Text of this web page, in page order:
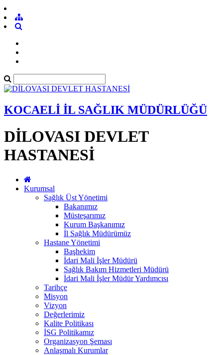
KOCAELİ İL SAĞLIK MÜDÜRLÜĞÜ
DİLOVASI DEVLET
HASTANESİ
Kurumsal
Sağlık Üst Yönetimi
Bakanımız
Müsteşarımız
Kurum Başkanımız
İl Sağlık Müdürümüz
Hastane Yönetimi
Başhekim
İdari Mali İşler Müdürü
Sağlık Bakım Hizmetleri Müdürü
İdari Mali İşler Müdür Yardımcısı
Tarihçe
Misyon
Vizyon
Değerlerimiz
Kalite Politikası
İSG Politikamız
Organizasyon Şeması
Anlaşmalı Kurumlar